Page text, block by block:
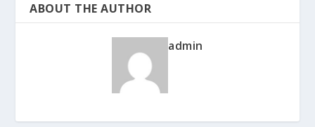
ABOUT THE AUTHOR
admin